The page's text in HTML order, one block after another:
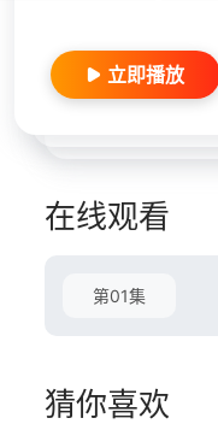
立即播放
在线观看
第01集
猜你喜欢